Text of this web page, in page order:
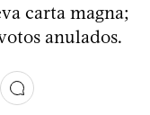
carta magna;
anulados.